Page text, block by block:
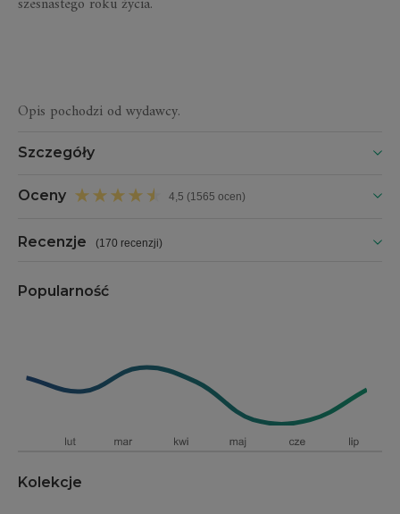
Opis pochodzi od wydawcy.
Szczegóły
Oceny 4,5 (1565 ocen)
Recenzje (170 recenzji)
Popularność
Kolekcje